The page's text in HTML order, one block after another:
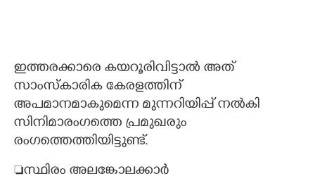
ഇത്തരക്കാരെ കയറൂരിവിട്ടാൽ അത്
സാംസ്കാരിക കേരളത്തിന്
അപമാനമാകുമെന്ന മുന്നറിയിപ്പ് നൽകി
സിനിമാരംഗത്തെ പ്രമുഖരും
രംഗത്തെത്തിയിട്ടുണ്ട്.
സ്ഥിരം അലങ്കോലക്കാർ